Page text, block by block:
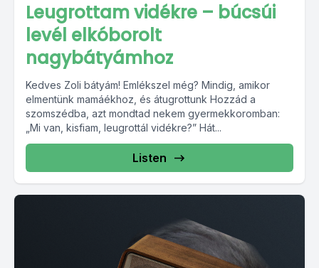
Leugrottam vidékre – búcsúi
levél elkóborolt
nagybátyámhoz
Kedves Zoli bátyám! Emlékszel még? Mindig, amikor
elmentünk mamáékhoz, és átugrottunk Hozzád a
szomszédba, azt mondtad nekem gyermekkoromban:
„Mi van, kisfiam, leugrottál vidékre?” Hát...
Listen